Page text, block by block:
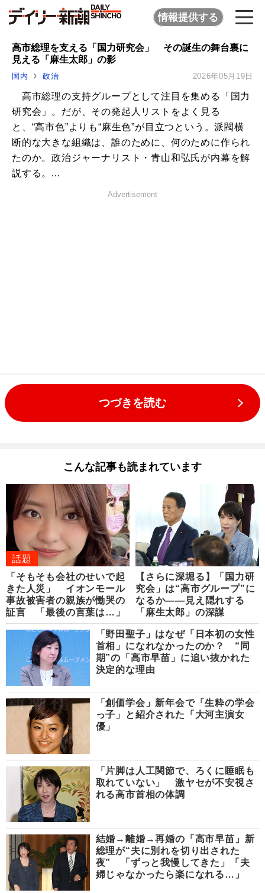
情報提供する
高市総理を支える「国力研究会」 その誕生の舞台裏に
見える「麻生太郎」の影
国内 政治 2026年05月19日
高市総理の支持グループとして注目を集める「国力
研究会」。だが、その発起人リストをよく見る
と、“高市色”よりも“麻生色”が目立つという。派閥横
断的な大きな組織は、誰のために、何のために作られ
たのか。政治ジャーナリスト・青山和弘氏が内幕を解
説する。...
Advertisement
つづきを読む
こんな記事も読まれています
話題
「そもそも会社のせいで起
きた人災」 イオンモール
事故被害者の親族が慟哭の
証言 「最後の言葉は…」
【さらに深堀る】「国力研
究会」は“高市グループ”に
なるか――見え隠れする
「麻生太郎」の深謀
「野田聖子」はなぜ「日本初の女性
首相」になれなかったのか？ “同
期”の「高市早苗」に追い抜かれた
決定的な理由
「創価学会」新年会で「生粋の学会
っ子」と紹介された「大河主演女
優」
「片脚は人工関節で、ろくに睡眠も
取れていない」 激ヤセが不安視さ
れる高市首相の体調
結婚→離婚→再婚の「高市早苗」新
総理が“夫に別れを切り出された
夜” 「ずっと我慢してきた」「夫
婦じゃなかったら楽になれる…」